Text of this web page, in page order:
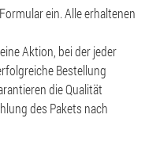
ein. Alle erhaltenen
Aktion, bei der jeder
Bestellung
die Qualität
des Pakets nach